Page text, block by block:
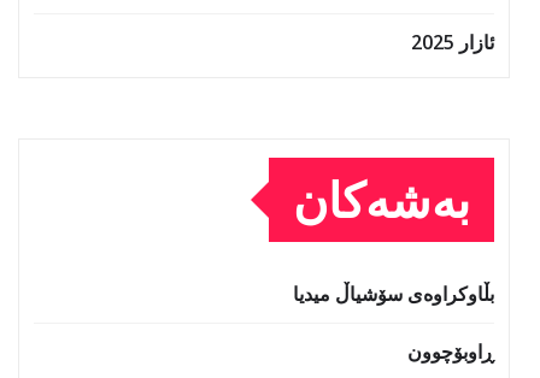
ئازار 2025
بەشەکان
بڵاوکراوەی سۆشیاڵ میدیا
ڕاوبۆچوون